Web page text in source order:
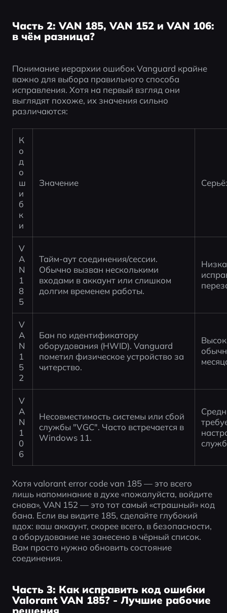
Часть 2: VAN 185, VAN 152 и VAN 106:
в чём разница?
Понимание иерархии ошибок Vanguard крайне
важно для выбора правильного способа
исправления. Хотя на первый взгляд они
выглядят похоже, их значения сильно
различаются:
К
о
д
о
ш
и
б
к
и
Значение
V
A
N
1
8
5
Тайм-аут соединения/сессии.
Обычно вызван несколькими
входами в аккаунт или слишком
долгим временем работы.
V
A
N
1
5
2
Бан по идентификатору
оборудования (HWID). Vanguard
пометил физическое устройство за
читерство.
V
A
N
1
0
6
Несовместимость системы или сбой
службы "VGC". Часто встречается в
Windows 11.
Хотя valorant error code van 185 — это всего
лишь напоминание в духе «пожалуйста, войдите
снова», VAN 152 — это тот самый «страшный» код
бана. Если вы видите 185, сделайте глубокий
вдох: ваш аккаунт, скорее всего, в безопасности,
а оборудование не занесено в чёрный список.
Вам просто нужно обновить состояние
соединения.
Часть 3: Как исправить код ошибки
Valorant VAN 185? - Лучшие рабочие